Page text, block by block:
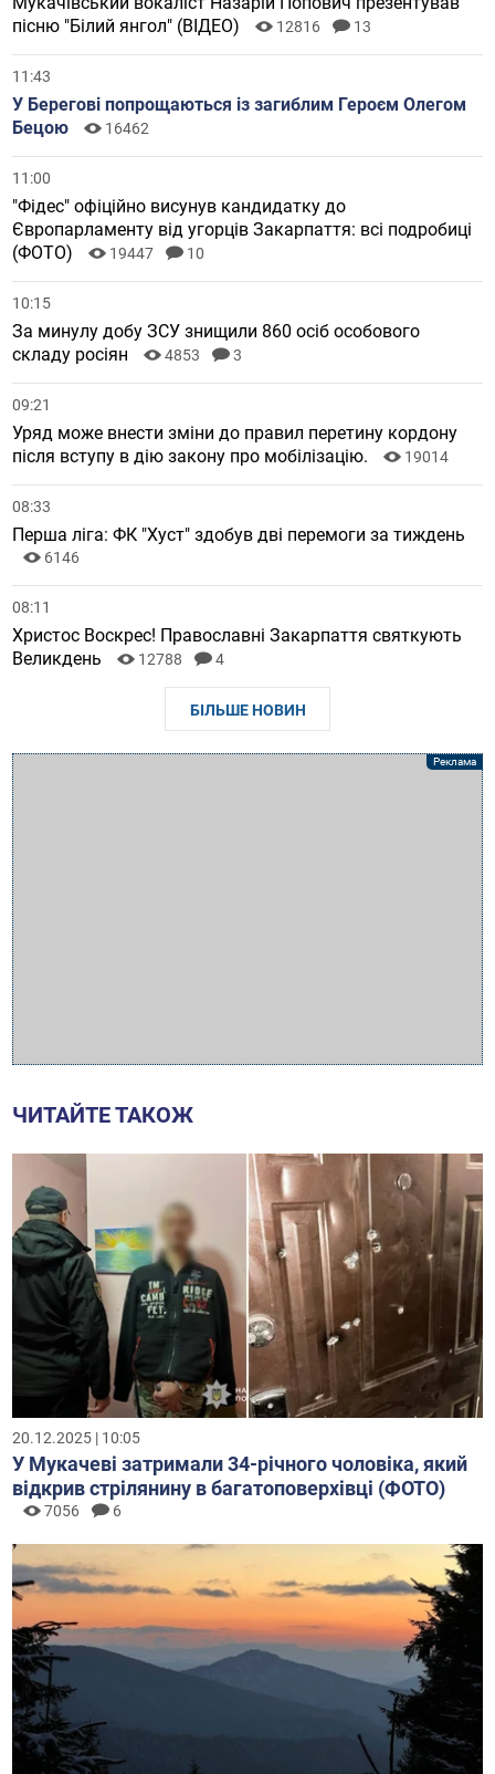
пісню "Білий янгол" (ВІДЕО)
12816 13
11:43
У Берегові попрощаються із загиблим Героєм Олегом
Бецою
16462
11:00
"Фідес" офіційно висунув кандидатку до
Європарламенту від угорців Закарпаття: всі подробиці
(ФОТО)
19447 10
10:15
За минулу добу ЗСУ знищили 860 осіб особового
складу росіян
4853 3
09:21
Уряд може внести зміни до правил перетину кордону
після вступу в дію закону про мобілізацію.
19014
08:33
Перша ліга: ФК "Хуст" здобув дві перемоги за тиждень
6146
08:11
Христос Воскрес! Православні Закарпаття святкують
Великдень
12788 4
БІЛЬШЕ НОВИН
ЧИТАЙТЕ ТАКОЖ
20.12.2025 | 10:05
У Мукачеві затримали 34-річного чоловіка, який
відкрив стрілянину в багатоповерхівці (ФОТО)
7056 6